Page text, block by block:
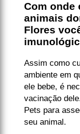
Com onde
animais
Flores
Assim como
ambiente em
ele bebe, é
vacinação
Pets para
seu animal.